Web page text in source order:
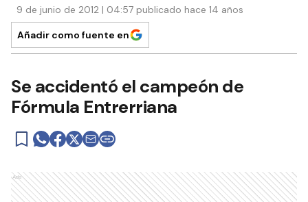
9 de junio de 2012 | 04:57 publicado hace 14 años
Añadir como fuente en
Se accidentó el campeón de
Fórmula Entrerriana
Ads